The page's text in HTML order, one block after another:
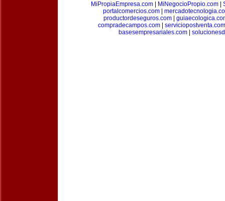
MiPropiaEmpresa.com
MiNegocioPropio.com
portalcomercios.com|
productordeseguros.com|
compradecampos.com| serviciopostventa.com
basesempresariales.com